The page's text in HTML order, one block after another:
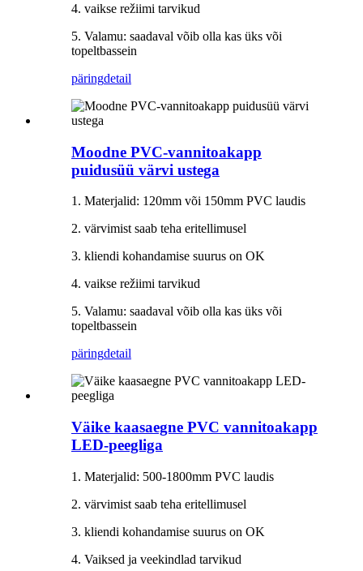
4. vaikse režiimi tarvikud
5. Valamu: saadaval võib olla kas üks või
topeltbassein
päringdetail
Moodne PVC-vannitoakapp
puidusüü värvi ustega
1. Materjalid: 120mm või 150mm PVC laudis
2. värvimist saab teha eritellimusel
3. kliendi kohandamise suurus on OK
4. vaikse režiimi tarvikud
5. Valamu: saadaval võib olla kas üks või
topeltbassein
päringdetail
Väike kaasaegne PVC vannitoakapp
LED-peegliga
1. Materjalid: 500-1800mm PVC laudis
2. värvimist saab teha eritellimusel
3. kliendi kohandamise suurus on OK
4. Vaiksed ja veekindlad tarvikud